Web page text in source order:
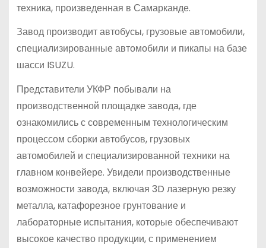
техника, произведенная в Самарканде.
Завод производит автобусы, грузовые автомобили,
специализированные автомобили и пикапы на базе
шасси ISUZU.
Представители УКФР побывали на
производственной площадке завода, где
ознакомились с современным технологическим
процессом сборки автобусов, грузовых
автомобилей и специализированной техники на
главном конвейере. Увидели производственные
возможности завода, включая 3D лазерную резку
металла, катафорезное грунтование и
лабораторные испытания, которые обеспечивают
высокое качество продукции, с применением